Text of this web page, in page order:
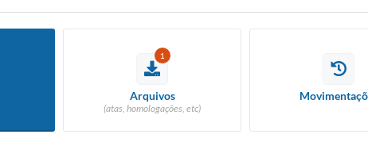
1
Arquivos
(atas, homologações, etc)